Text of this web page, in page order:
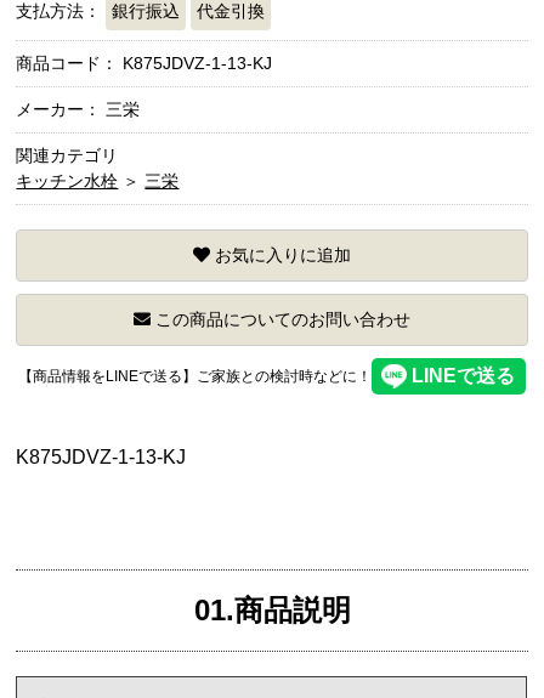
支払方法： 銀行振込 代金引換
商品コード： K875JDVZ-1-13-KJ
メーカー： 三栄
関連カテゴリ
キッチン水栓 ＞ 三栄
お気に入りに追加
この商品についてのお問い合わせ
【商品情報をLINEで送る】ご家族との検討時などに！
K875JDVZ-1-13-KJ
01.商品説明